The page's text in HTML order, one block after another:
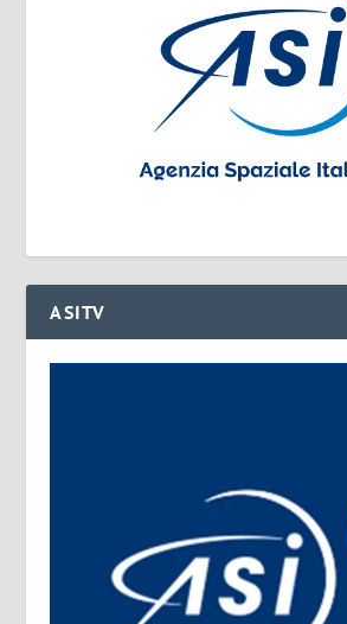
ASITV